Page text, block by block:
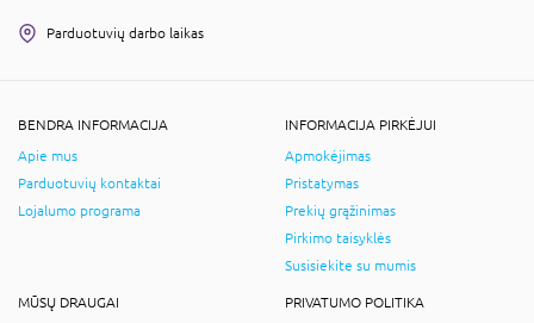
Parduotuvių darbo laikas
BENDRA INFORMACIJA
Apie mus
Parduotuvių kontaktai
Lojalumo programa
INFORMACIJA PIRKĖJUI
Apmokėjimas
Pristatymas
Prekių grąžinimas
Pirkimo taisyklės
Susisiekite su mumis
MŪSŲ DRAUGAI
PRIVATUMO POLITIKA